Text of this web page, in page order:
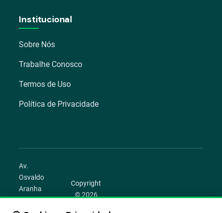
Institucional
Sobre Nós
Trabalhe Conosco
Termos de Uso
Política de Privacidade
Av.
Osvaldo
Aranha
1022 –
Copyright
© 2026